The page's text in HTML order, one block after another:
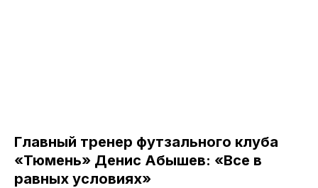
Главный тренер футзального клуба
«Тюмень» Денис Абышев: «Все в
равных условиях»